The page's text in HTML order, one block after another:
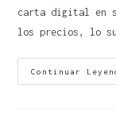
carta digital en
los precios, lo
Continuar